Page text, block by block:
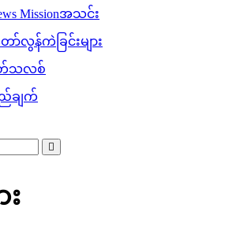
Missionအသင်း
ာ်လွန်ကဲခြင်းများ
သလစ်
ချက်